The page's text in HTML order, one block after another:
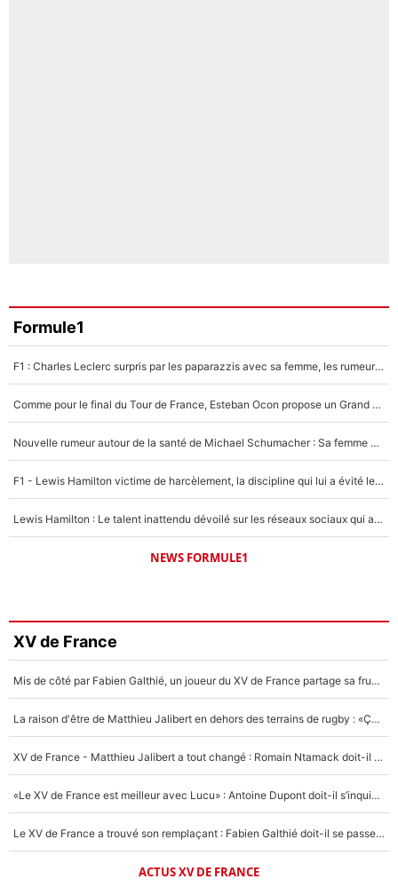
Formule1
F1 : Charles Leclerc surpris par les paparazzis avec sa femme, les rumeurs étaient vraies !
Comme pour le final du Tour de France, Esteban Ocon propose un Grand Prix de Formule 1 à Paris : «Autour de l’Arc de Triomphe, ce serait génial» !
Nouvelle rumeur autour de la santé de Michael Schumacher : Sa femme Corinna sort du silence
F1 - Lewis Hamilton victime de harcèlement, la discipline qui lui a évité le pire : «J'aurais probablement mal tourné»
Lewis Hamilton : Le talent inattendu dévoilé sur les réseaux sociaux qui a impressionné Kim Kardashian pendant leurs vacances en amoureux !
NEWS FORMULE1
XV de France
Mis de côté par Fabien Galthié, un joueur du XV de France partage sa frustration : «ils ne me l’ont pas dit tout de suite»
La raison d'être de Matthieu Jalibert en dehors des terrains de rugby : «Ça m'atteint autant que si tu touches à un membre de ma famille»
XV de France - Matthieu Jalibert a tout changé : Romain Ntamack doit-il s’inquiéter pour sa place à un an de la Coupe du monde ?
«Le XV de France est meilleur avec Lucu» : Antoine Dupont doit-il s’inquiéter pour sa place ?
Le XV de France a trouvé son remplaçant : Fabien Galthié doit-il se passer d'Antoine Dupont ?
ACTUS XV DE FRANCE